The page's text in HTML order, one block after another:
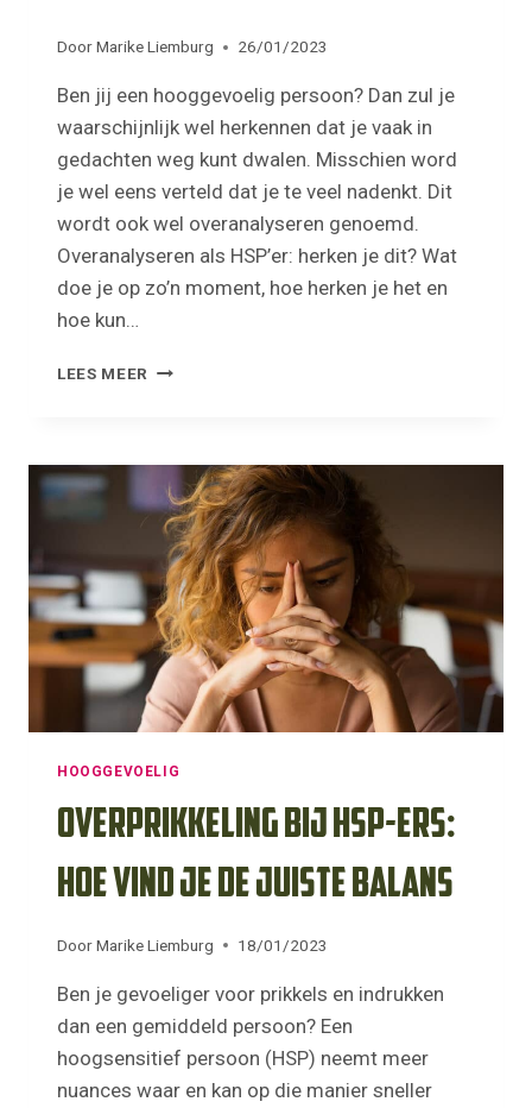
DoorMarike Liemburg 26/01/2023
Ben jij een hooggevoelig persoon? Dan zul je
waarschijnlijk wel herkennen dat je vaak in
gedachten weg kunt dwalen. Misschien word
je wel eens verteld dat je te veel nadenkt. Dit
wordt ook wel overanalyseren genoemd.
Overanalyseren als HSP’er: herken je dit? Wat
doe je op zo’n moment, hoe herken je het en
hoe kun…
LEES MEER OVERANALYSEREN
JE
DIT?
HOOGGEVOELIG
Overprikkeling bij HSP-ers:
hoe vind je de juiste balans
DoorMarike Liemburg 18/01/2023
Ben je gevoeliger voor prikkels en indrukken
dan een gemiddeld persoon? Een
hoogsensitief persoon (HSP) neemt meer
nuances waar en kan op die manier sneller